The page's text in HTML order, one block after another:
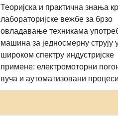
Теоријска и практична знања
лабораторијске вежбе за брзо
овладавање техникама
машина за једносмерну струју
широком спектру индустријске
примене: електромоторни
вуча и аутоматизовани